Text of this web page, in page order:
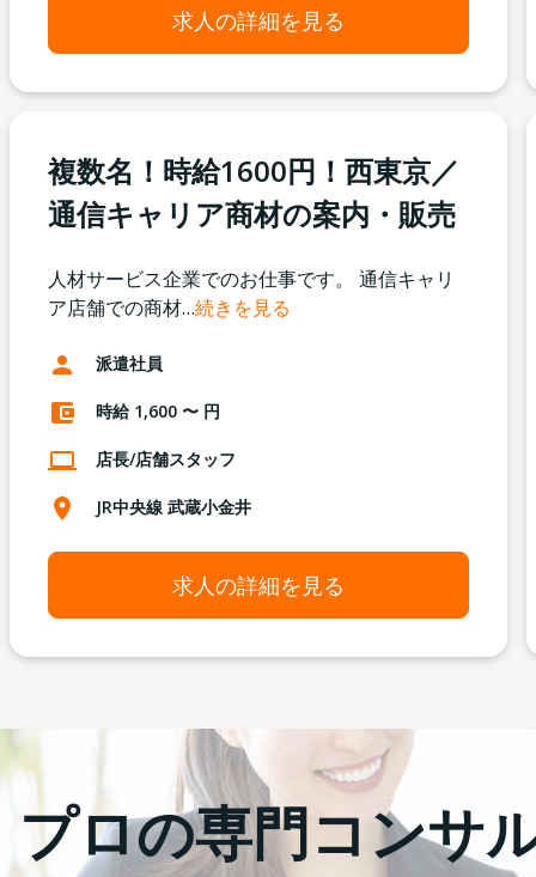
求人の詳細を見る
複数名！時給1600円！西東京／
通信キャリア商材の案内・販売
人材サービス企業でのお仕事です。 通信キャリ
ア店舗での商材…続きを見る
派遣社員
時給 1,600 〜 円
店長/店舗スタッフ
JR中央線 武蔵小金井
求人の詳細を見る
プロの専門コンサ